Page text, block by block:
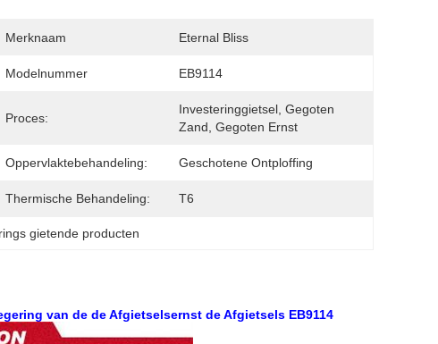
Merknaam Eternal Bliss
Modelnummer EB9114
Proces:
Investeringgietsel, Gegoten
Zand, Gegoten Ernst
Oppervlaktebehandeling: Geschotene Ontploffing
Thermische Behandeling: T6
gietende producten
van de de Afgietselsernst de Afgietsels EB9114